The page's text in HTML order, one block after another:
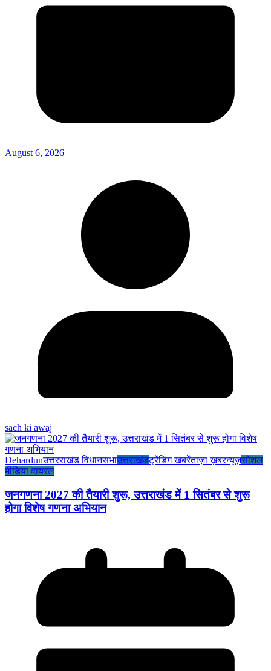
August 6, 2026
sach ki awaj
Dehardunउत्तरराखंड विधानसभाउत्तराखंडट्रेंडिंग खबरेंताज़ा ख़बरन्यूज़सोशल
मीडिया वायरल
जनगणना 2027 की तैयारी शुरू, उत्तराखंड में 1 सितंबर से शुरू
होगा विशेष गणना अभियान